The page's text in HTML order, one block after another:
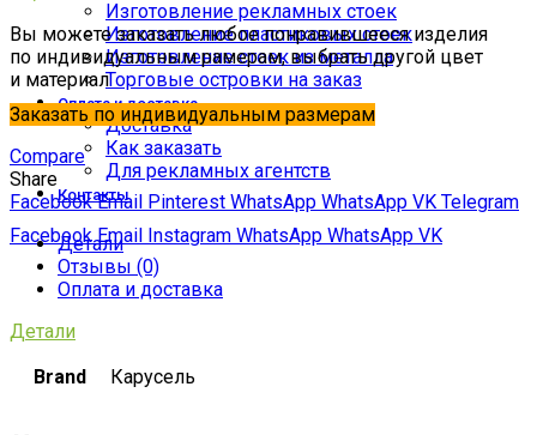
Изготовление рекламных стоек
Изготовление пластиковых стоек
Изготовление стоек из металла
Торговые островки на заказ
Оплата и доставка
Доставка
Как заказать
Для рекламных агентств
Контакты
Facebook Email Instagram WhatsApp WhatsApp VK
Вы можете заказать любое понравившееся изделия
по индивидуальным рамерам, выбрать другой цвет
и материал
Заказать по индивидуальным размерам
Compare
Share
Facebook Email Pinterest WhatsApp WhatsApp VK Telegram
Детали
Отзывы (0)
Оплата и доставка
Детали
Brand
Карусель